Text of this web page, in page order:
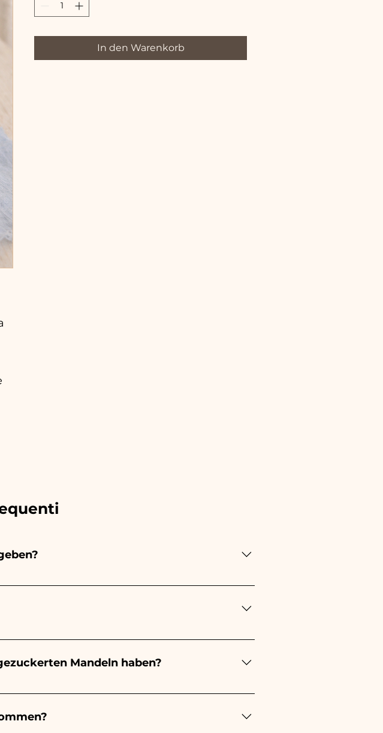
In den Warenkorb
dauert ihre Herstellung lange! Der Zeitpunkt
den angegebenen Zeiten stattfindet, kontaktieren
garantiert.
Mandeln haben?
sein, die Farbe variiert je nach Art der
und zur Hochzeit wird es weiß sein -